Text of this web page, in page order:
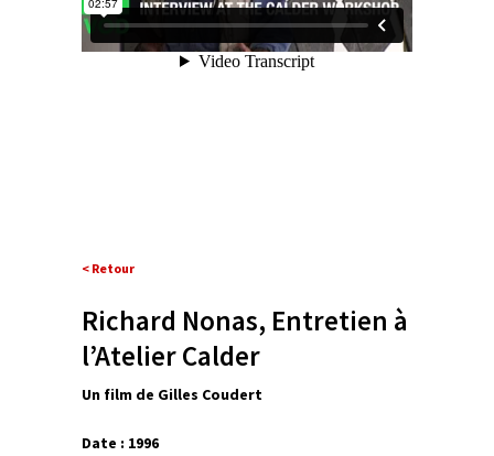
< Retour
Richard Nonas, Entretien à
l’Atelier Calder
Un film de Gilles Coudert
Date : 1996